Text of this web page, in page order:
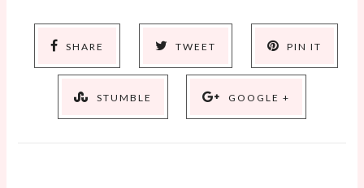
SHARE TWEET PIN IT
STUMBLE GOOGLE +